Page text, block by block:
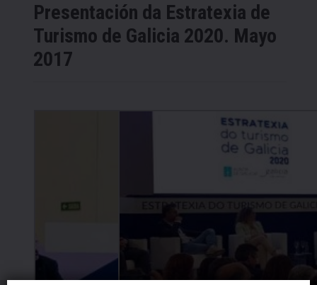
Presentación da Estratexia de
Turismo de Galicia 2020. Mayo
2017